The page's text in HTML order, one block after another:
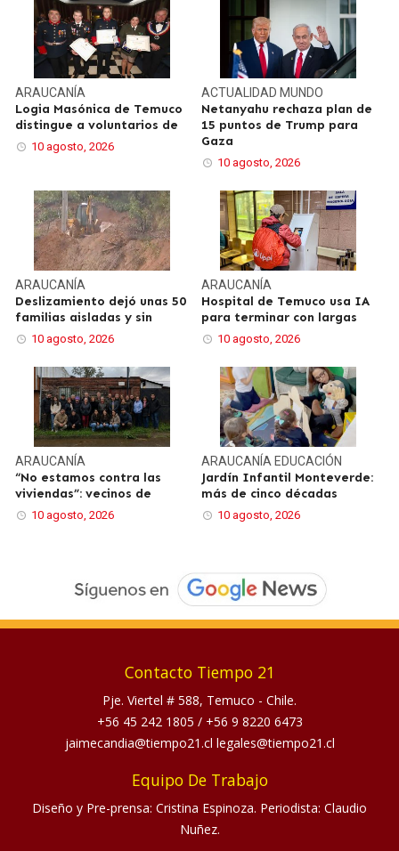
ARAUCANÍA
Logia Masónica de Temuco
distingue a voluntarios de
10 agosto, 2026
ACTUALIDAD MUNDO
Netanyahu rechaza plan de
15 puntos de Trump para
Gaza
10 agosto, 2026
ARAUCANÍA
Deslizamiento dejó unas 50
familias aisladas y sin
10 agosto, 2026
ARAUCANÍA
Hospital de Temuco usa IA
para terminar con largas
10 agosto, 2026
ARAUCANÍA
“No estamos contra las
viviendas”: vecinos de
10 agosto, 2026
ARAUCANÍA EDUCACIÓN
Jardín Infantil Monteverde:
más de cinco décadas
10 agosto, 2026
Contacto Tiempo 21
Pje. Viertel # 588, Temuco - Chile.
+56 45 242 1805 / +56 9 8220 6473
jaimecandia@tiempo21.cl legales@tiempo21.cl
Equipo De Trabajo
Diseño y Pre-prensa: Cristina Espinoza. Periodista: Claudio
Nuñez.